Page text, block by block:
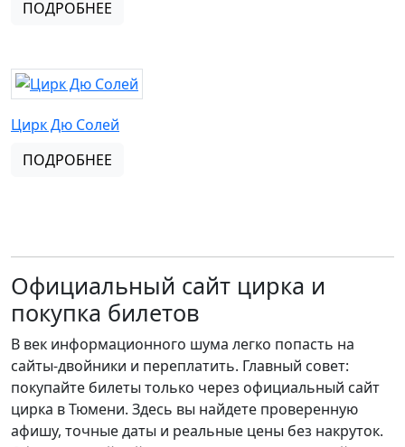
ПОДРОБНЕЕ
Цирк Дю Солей
ПОДРОБНЕЕ
Официальный сайт цирка и
покупка билетов
В век информационного шума легко попасть на
сайты-двойники и переплатить. Главный совет:
покупайте билеты только через официальный сайт
цирка в Тюмени. Здесь вы найдете проверенную
афишу, точные даты и реальные цены без накруток.